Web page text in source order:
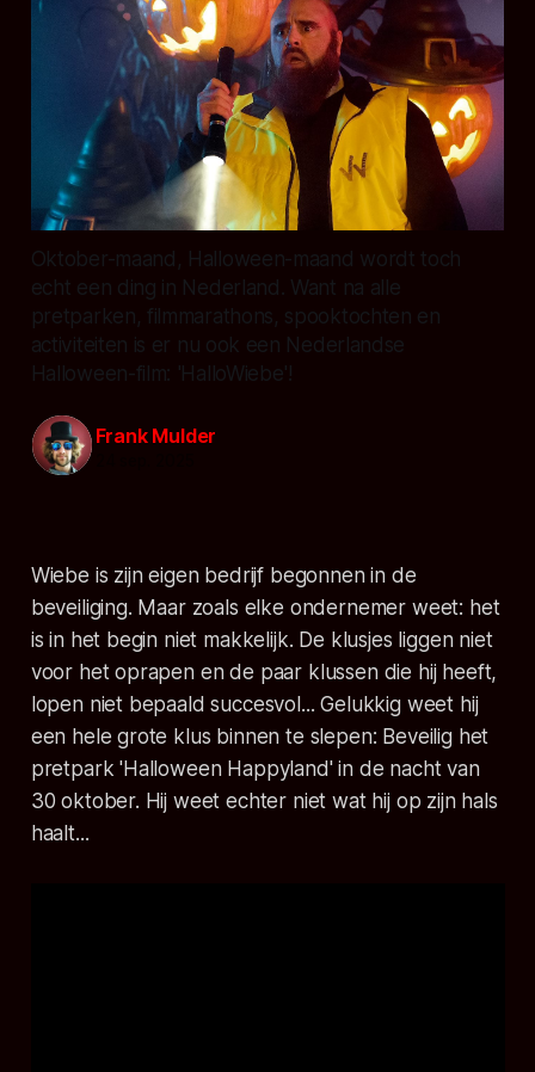
Oktober-maand, Halloween-maand wordt toch
echt een ding in Nederland. Want na alle
pretparken, filmmarathons, spooktochten en
activiteiten is er nu ook een Nederlandse
Halloween-film: 'HalloWiebe'!
Frank Mulder
Wiebe is zijn eigen bedrijf begonnen in de
beveiliging. Maar zoals elke ondernemer weet: het
is in het begin niet makkelijk. De klusjes liggen niet
voor het oprapen en de paar klussen die hij heeft,
lopen niet bepaald succesvol... Gelukkig weet hij
een hele grote klus binnen te slepen: Beveilig het
pretpark 'Halloween Happyland' in de nacht van
30 oktober. Hij weet echter niet wat hij op zijn hals
haalt...